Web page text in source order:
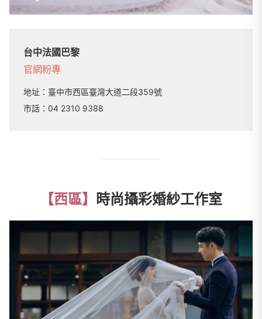
台中法國巴黎
官網粉專
地址： 臺中市西區臺灣大道二段359號
市話： 04 2310 9388
【西區】 時尚攝彩婚紗工作室